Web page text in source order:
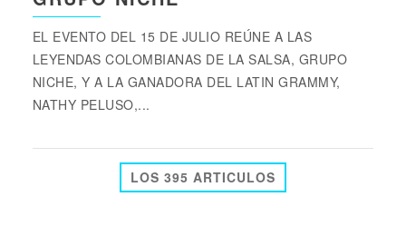
EL EVENTO DEL 15 DE JULIO REÚNE A LAS
LEYENDAS COLOMBIANAS DE LA SALSA, GRUPO
NICHE, Y A LA GANADORA DEL LATIN GRAMMY,
NATHY PELUSO,...
LOS 395 ARTICULOS